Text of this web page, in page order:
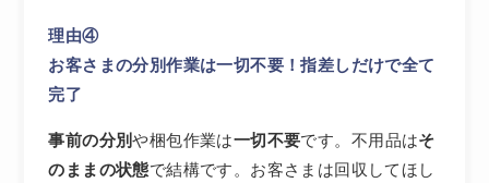
理由④
お客さまの分別作業は一切不要！指差しだけで全て
完了
事前の分別や梱包作業は一切不要です。不用品はそ
のままの状態で結構です。お客さまは回収してほし